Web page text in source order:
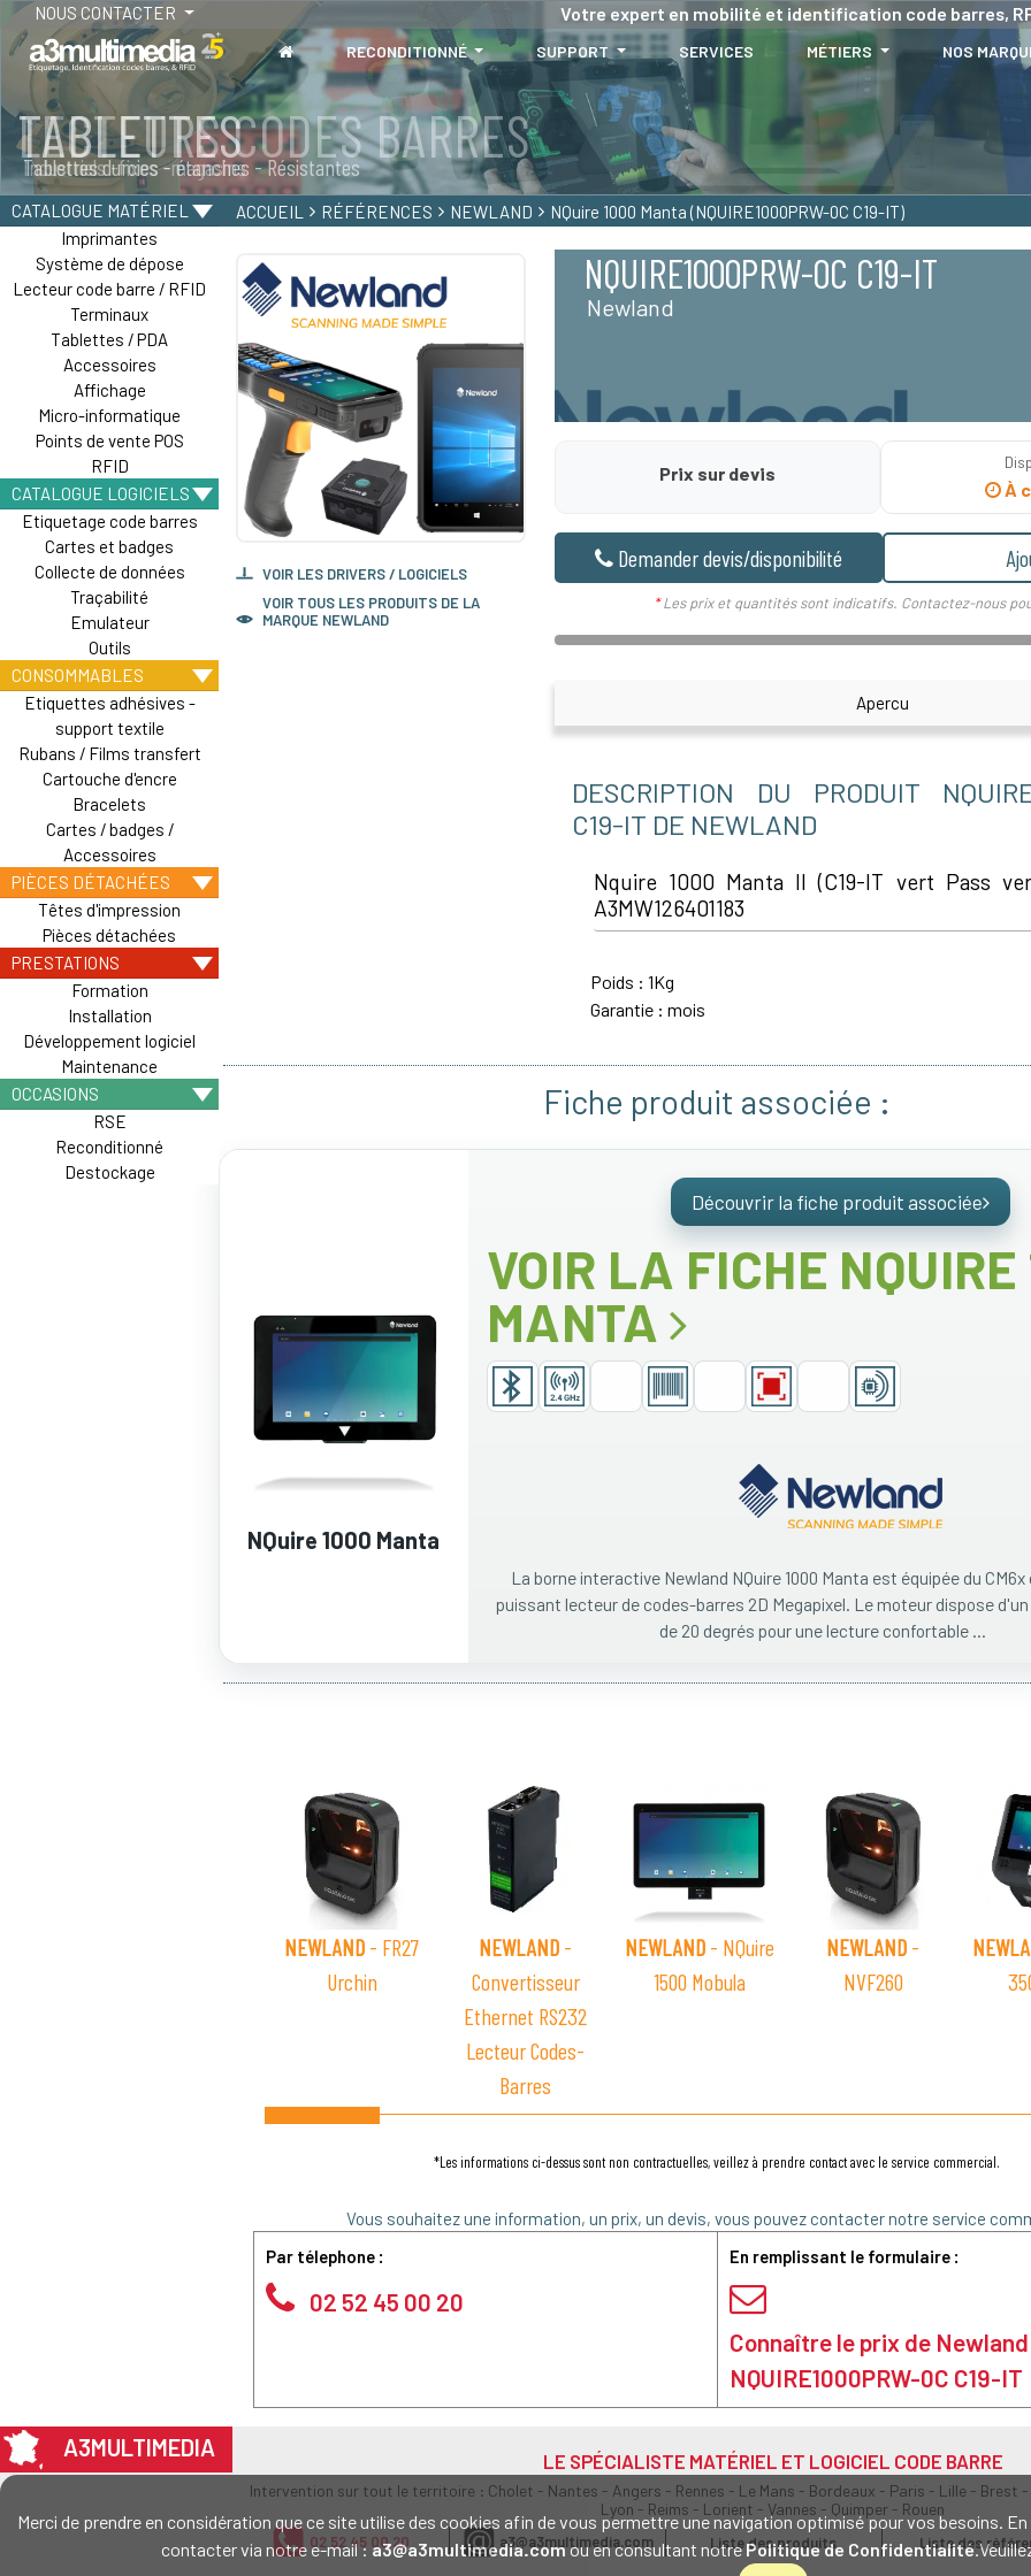
NOUS CONTACTER Votre expert en mobilité et identification code barres,
RECONDITIONNÉ SUPPORT SERVICES MÉTIERS NOS
TABLETTES
Tablettes durcies - étanches - Résistantes
Merci de prendre en considération que ce site utilise des cookies afin de vous permettre une navigation optimisé pour vos besoins.
contacter via notre e-mail : a3@a3multimedia.comou en consultant notrePolitique de Confidentialité
CATALOGUE MATÉRIEL
Imprimantes
Système de dépose
Lecteur code barre / RFID
Terminaux
Tablettes / PDA
Accessoires
Affichage
Micro-informatique
Points de vente POS
RFID
CATALOGUE LOGICIELS
Etiquetage code barres
Cartes et badges
Collecte de données
Traçabilité
Emulateur
Outils
CONSOMMABLES
Etiquettes adhésives -
support textile
Rubans / Films transfert
Cartouche d'encre
Bracelets
Cartes / badges /
Accessoires
PIÈCES DÉTACHÉES
Têtes d'impression
Pièces détachées
PRESTATIONS
Formation
Installation
Développement logiciel
Maintenance
OCCASIONS
RSE
Reconditionné
Destockage
ACCUEIL RÉFÉRENCES NEWLAND NQuire 1000 Manta (NQUIRE1000PRW-0C C19-IT)
VOIR LES DRIVERS / LOGICIELS
VOIR TOUS LES PRODUITS DE LA
MARQUE NEWLAND
NQUIRE1000PRW-0C C19-IT
Newland
Prix sur devis
À
Demander devis/disponibilité
*Les prix et quantités sont indicatifs. Contactez-nous
Apercu
DESCRIPTION DU PRODUIT
C19-IT DE NEWLAND
Nquire 1000 Manta II (C19-IT vert Pass
A3MW126401183
Poids : 1Kg
Garantie : mois
Fiche produit associée :
NQuire 1000 Manta
Découvrir la fiche produit associée
VOIR LA FICHE
MANTA
La borne interactive Newland NQuire 1000 Manta est équipée du CM6x
puissant lecteur de codes-barres 2D Megapixel. Le moteur dispose
de 20 degrés pour une lecture confortable ...
NEWLAND - FR27
Urchin
NEWLAND -
Convertisseur
Ethernet RS232
Lecteur Codes-
Barres
NEWLAND- NQuire
1500 Mobula
NEWLAND -
NVF260
*Les informations ci-dessus sont non contractuelles, veillez à prendre contact avec le service commercial.
Vous souhaitez une information, un prix, un devis, vous pouvez contacter notre service
Par télephone :
02 52 45 00 20
En remplissant le formulaire :
Connaître le prix de Newland
NQUIRE1000PRW-0C C19-IT
A3MULTIMEDIA LE SPÉCIALISTE MATÉRIEL ET LOGICIEL CODE BARRE
Intervention sur tout le territoire : Cholet - Nantes - Angers - Rennes - Le Mans - Bordeaux - Paris - Lille - Brest
Lyon - Reims - Lorient - Vannes - Quimper - Rouen
02 52 45 00 20 a3@a3multimedia.com Liste des produits Liste des